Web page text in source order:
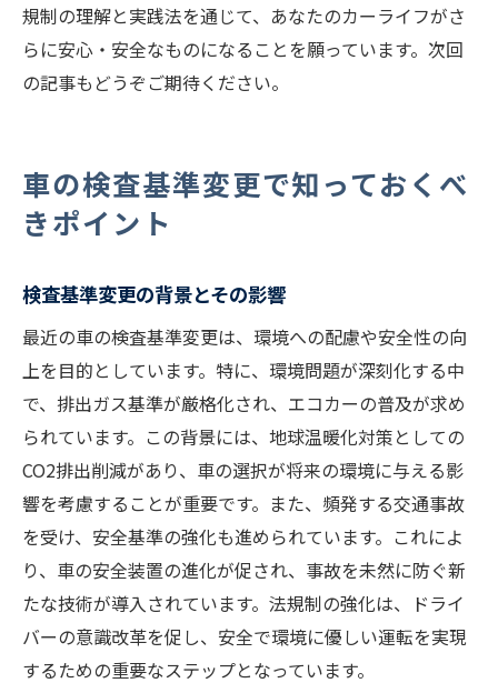
規制の理解と実践法を通じて、あなたのカーライフがさ
らに安心・安全なものになることを願っています。次回
の記事もどうぞご期待ください。
車の検査基準変更で知っておくべ
きポイント
検査基準変更の背景とその影響
最近の車の検査基準変更は、環境への配慮や安全性の向
上を目的としています。特に、環境問題が深刻化する中
で、排出ガス基準が厳格化され、エコカーの普及が求め
られています。この背景には、地球温暖化対策としての
CO2排出削減があり、車の選択が将来の環境に与える影
響を考慮することが重要です。また、頻発する交通事故
を受け、安全基準の強化も進められています。これによ
り、車の安全装置の進化が促され、事故を未然に防ぐ新
たな技術が導入されています。法規制の強化は、ドライ
バーの意識改革を促し、安全で環境に優しい運転を実現
するための重要なステップとなっています。